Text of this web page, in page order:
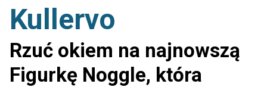
Kullervo
Rzuć okiem na najnowszą
Figurkę Noggle, która